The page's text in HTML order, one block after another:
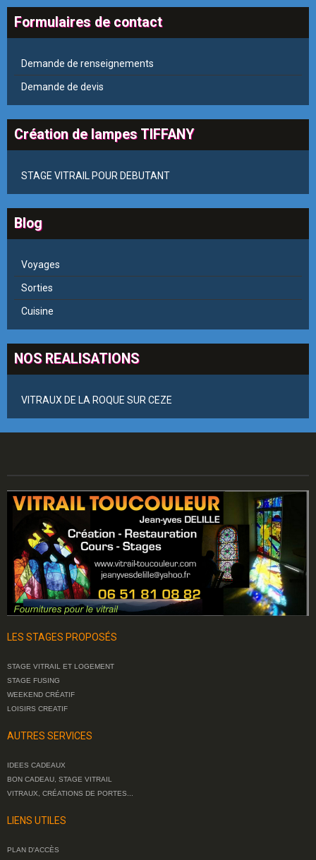
Formulaires de contact
Demande de renseignements
Demande de devis
Création de lampes TIFFANY
STAGE VITRAIL POUR DEBUTANT
Blog
Voyages
Sorties
Cuisine
NOS REALISATIONS
VITRAUX DE LA ROQUE SUR CEZE
LES STAGES PROPOSÉS
STAGE VITRAIL ET LOGEMENT
STAGE FUSING
WEEKEND CRÉATIF
LOISIRS CREATIF
AUTRES SERVICES
IDEES CADEAUX
BON CADEAU, STAGE VITRAIL
VITRAUX, CRÉATIONS DE PORTES...
LIENS UTILES
PLAN D'ACCÈS